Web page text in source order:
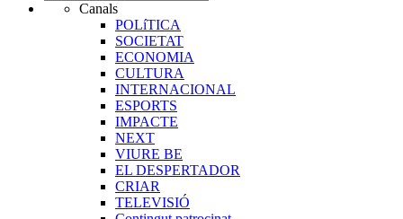
Canals
POLíTICA
SOCIETAT
ECONOMIA
CULTURA
INTERNACIONAL
ESPORTS
IMPACTE
NEXT
VIURE BE
EL DESPERTADOR
CRIAR
TELEVISIÓ